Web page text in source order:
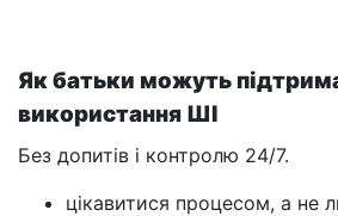
Як батьки можуть
використання ШІ
Без допитів і контролю 24/7.
цікавитися процесом, а не